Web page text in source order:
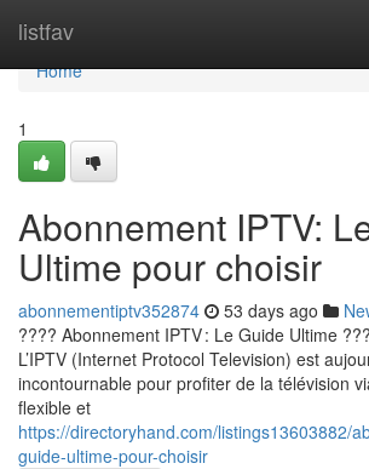
listfav
Home
Home
1
Abonnement IPTV:
Ultime pour choisir
abonnementiptv352874 53 days ago
???? Abonnement IPTV : Le Guide Ultime
L’IPTV (Internet Protocol Television) est
incontournable pour profiter de la télévision
flexible et
https://directoryhand.com/listings13603882/
guide-ultime-pour-choisir